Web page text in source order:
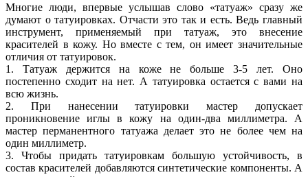
Многие люди, впервые услышав слово «татуаж» сразу же
думают о татуировках. Отчасти это так и есть. Ведь главный
инструмент, применяемый при татуаж, это внесение
красителей в кожу. Но вместе с тем, он имеет значительные
отличия от татуировок.
1. Татуаж держится на коже не больше 3-5 лет. Оно
постепенно сходит на нет. А татуировка остается с вами на
всю жизнь.
2. При нанесении татуировки мастер допускает
проникновение иглы в кожу на один-два миллиметра. А
мастер перманентного татуажа делает это не более чем на
один миллиметр.
3. Чтобы придать татуировкам большую устойчивость, в
состав красителей добавляются синтетические компоненты. А